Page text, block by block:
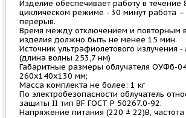
Изделие обеспечивает работу в течение
циклическом режиме - 30 минут работа
перерыв.
Время между отключением и повторным
изделия должно быть не менее 15 мин.
Источник ультрафиолетового излучения
(длина волны 253,7 нм)
Габаритные размеры облучателя ОУФб-
260х140х130 мм;
Масса комплекта не более: 1 кг
По электробезопасности облучатель
защиты II тип BF ГОСТ Р 50267.0-92.
Напряжение питания (220 ± 22)В, частота